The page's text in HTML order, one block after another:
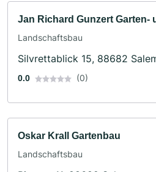
Jan Richard Gunzert Garten-
Landschaftsbau
Silvrettablick 15, 88682
0.0 (0)
Oskar Krall Gartenbau
Landschaftsbau